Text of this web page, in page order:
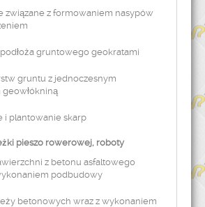
związane z formowaniem nasypów
gruntowego geokratami
gruntu z jednoczesnym
i plantowanie skarp
pieszo rowerowej, roboty
z betonu asfaltowego
podbudowy
betonowych wraz z wykonaniem